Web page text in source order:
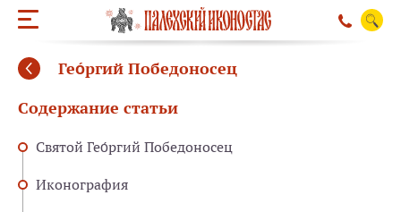
Гео́ргий Победоносец
Содержание статьи
Святой Гео́ргий Победоносец
Иконография